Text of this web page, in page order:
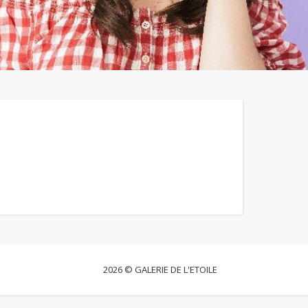
2026 © GALERIE DE L'ETOILE